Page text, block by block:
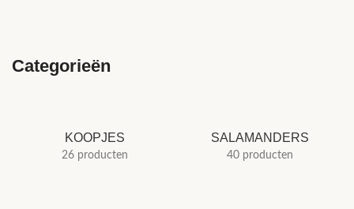
Categorieën
KOOPJES
26 producten
SALAMANDERS
40 producten